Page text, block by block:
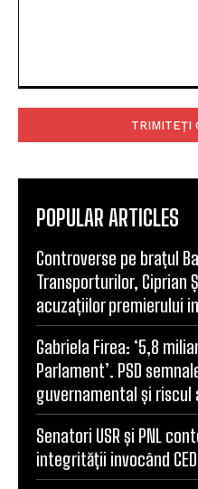
POPULAR ARTICLES
Controverse pe brațul
Transporturilor, Ciprian
acuzațiilor premierului
Gabriela Firea: ‘5,8
Parlament’. PSD
guvernamental și riscul
Senatori USR și PNL
integrității invocând